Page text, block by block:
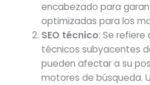
encabezado para
optimizadas para los
SEO técnico: Se
técnicos subyacentes
pueden afectar a su
motores de búsqueda.